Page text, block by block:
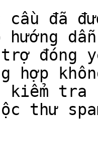
cầu đã
hướng
đóng
hợp
tra